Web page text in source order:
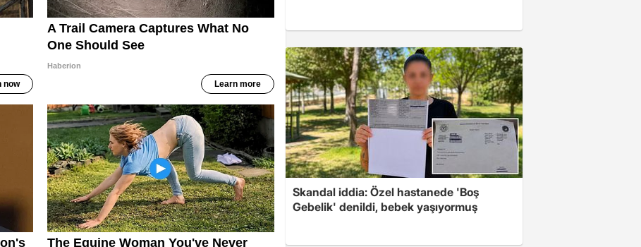
Skandal iddia: Özel hastanede 'Boş
Gebelik' denildi, bebek yaşıyormuş